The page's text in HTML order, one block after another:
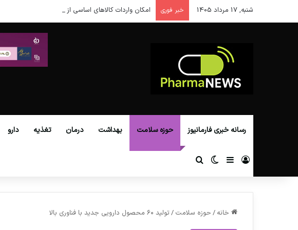
شنبه, 17 مرداد 1405 خبر فوری امکان واردات کالاهای اساسی از گمرکات همه استان‌ها
رسانه خبری فارمانیوز حوزه سلامت بهداشت درمان تغذیه دارو
ورود سایدبارتغییر پوسته
خانه / حوزه سلامت / تولید ۶۰ محصول دارویی جدید با فناوری بالا